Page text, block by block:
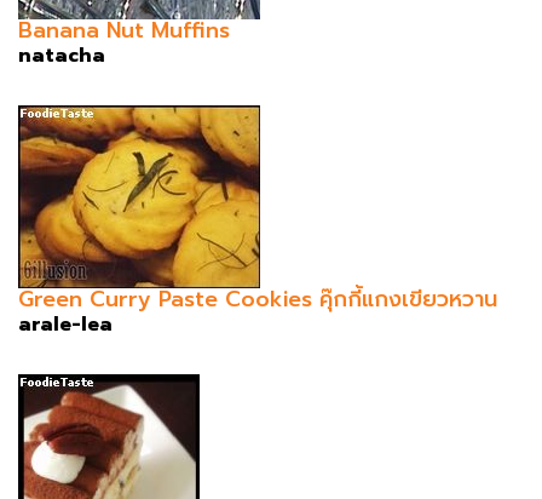
Banana Nut Muffins
natacha
Green Curry Paste Cookies คุ๊กกี้แกงเขียวหวาน
arale-lea